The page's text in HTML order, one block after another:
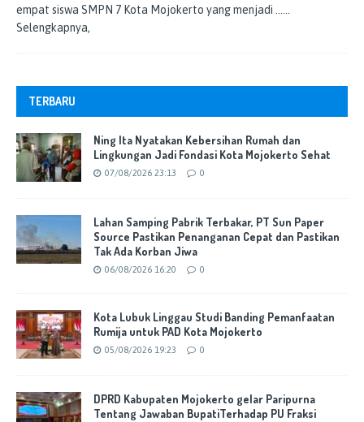
empat siswa SMPN 7 Kota Mojokerto yang menjadi ……
Selengkapnya,
TERBARU
Ning Ita Nyatakan Kebersihan Rumah dan
Lingkungan Jadi Fondasi Kota Mojokerto Sehat
07/08/2026 23:13 0
Lahan Samping Pabrik Terbakar, PT Sun Paper
Source Pastikan Penanganan Cepat dan Pastikan
Tak Ada Korban Jiwa
06/08/2026 16:20 0
Kota Lubuk Linggau Studi Banding Pemanfaatan
Rumija untuk PAD Kota Mojokerto
05/08/2026 19:23 0
DPRD Kabupaten Mojokerto gelar Paripurna
Tentang Jawaban BupatiTerhadap PU Fraksi